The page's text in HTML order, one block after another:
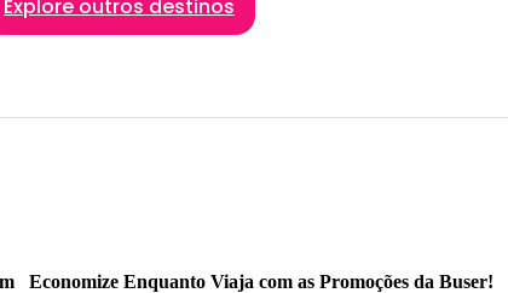
Explore outros destinos
Economize Enquanto Viaja com as Promoções da Buser!